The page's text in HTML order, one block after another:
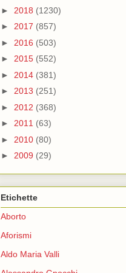
► 2018 (1230)
► 2017 (857)
► 2016 (503)
► 2015 (552)
► 2014 (381)
► 2013 (251)
► 2012 (368)
► 2011 (63)
► 2010 (80)
► 2009 (29)
Etichette
Aborto
Aforismi
Aldo Maria Valli